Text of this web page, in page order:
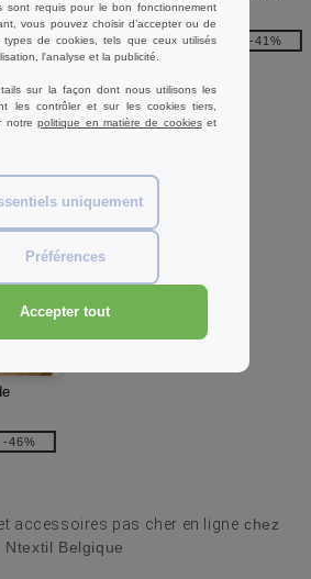
-46%
Men
8,15 €
13,80 €
-41%
-46%
accessoires pas cher en ligne chez
Ntextil Belgique
sont requis pour le bon fonctionnement
vous pouvez choisir d’accepter ou de
types de cookies, tels que ceux utilisés
l'analyse et la publicité.
sur la façon dont nous utilisons les
les contrôler et sur les cookies tiers,
notrepolitique en matière de cookieset
uniquement
Préférences
Accepter tout